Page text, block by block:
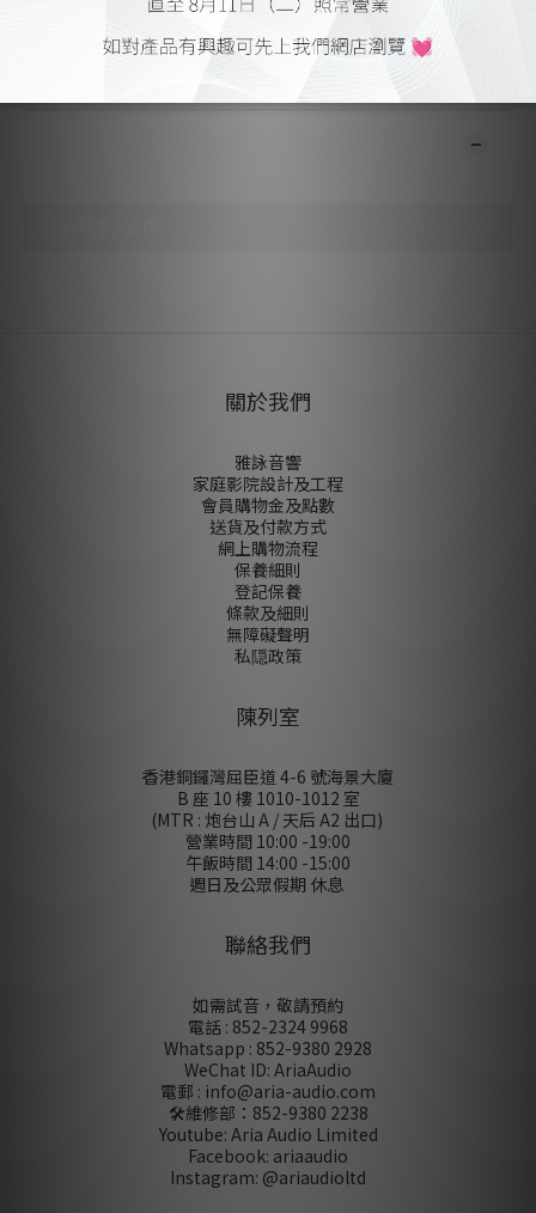
關於我們
雅詠音響
家庭影院設計及工程
會員購物金及點數
送貨及付款方式
網上購物流程
保養細則
登記保養
條款及細則
無障礙聲明
私隠政策
陳列室
香港銅鑼灣屈臣道 4-6 號海景大廈
B 座 10 樓 1010-1012 室
(MTR : 炮台山 A / 天后 A2 出口)
營業時間 10:00 -19:00
午飯時間 14:00 -15:00
週日及公眾假期 休息
聯絡我們
如需試音，敬請預約
電話 : 852-2324 9968
Whatsapp : 852-9380 2928
WeChat ID: AriaAudio
電郵 : info@aria-audio.com
🛠️維修部： 852-9380 2238
Youtube: Aria Audio Limited
Facebook: ariaaudio
Instagram: @ariaudioltd